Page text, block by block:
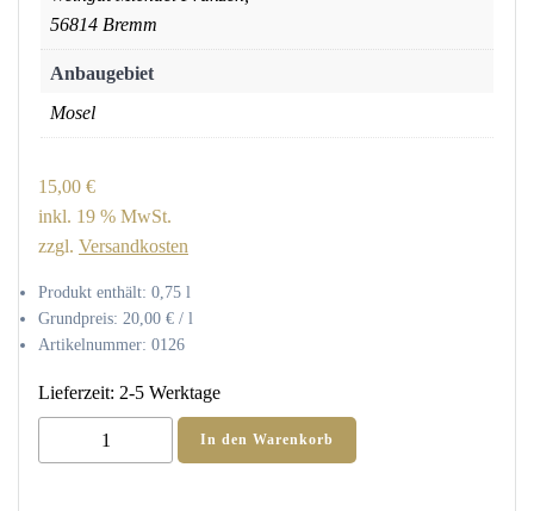
56814 Bremm
Anbaugebiet
Mosel
15,00 €
inkl. 19 % MwSt.
zzgl. Versandkosten
Produkt enthält: 0,75 l
Grundpreis: 20,00 € / l
Artikelnummer: 0126
Lieferzeit: 2-5 Werktage
PINOT
In den Warenkorb